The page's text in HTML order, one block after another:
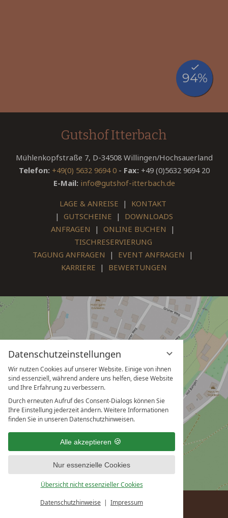
Datenschutzeinstellungen
Wir nutzen Cookies auf unserer Website. Einige von ihnen
sind essenziell, während andere uns helfen, diese Website
und Ihre Erfahrung zu verbessern.
Durch erneuten Aufruf des Consent-Dialogs können Sie
Ihre Einstellung jederzeit ändern. Weitere Informationen
finden Sie in unseren Datenschutzhinweisen.
Alle akzeptieren
Nur essenzielle Cookies
Übersicht nicht essenzieller Cookies
Datenschutzhinweise Impressum
Gutshof Itterbach
Mühlenkopfstraße 7, D-34508 Willingen/Hochsauerland
Telefon: +49(0) 5632 9694 0- Fax: +49 (0)5632 9694 20
E-Mail: info@gutshof-itterbach.de
LAGE & ANREISE | KONTAKT
| GUTSCHEINE | DOWNLOADS
ANFRAGEN | ONLINE BUCHEN |
TISCHRESERVIERUNG
TAGUNG ANFRAGEN | EVENT ANFRAGEN |
KARRIERE | BEWERTUNGEN